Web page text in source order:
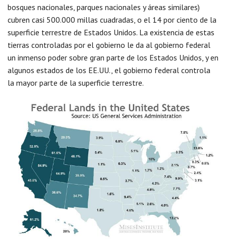
bosques nacionales, parques nacionales y áreas similares)
cubren casi 500.000 millas cuadradas, o el 14 por ciento de la
superficie terrestre de Estados Unidos. La existencia de estas
tierras controladas por el gobierno le da al gobierno federal
un inmenso poder sobre gran parte de los Estados Unidos, y en
algunos estados de los EE.UU., el gobierno federal controla
la mayor parte de la superficie terrestre.